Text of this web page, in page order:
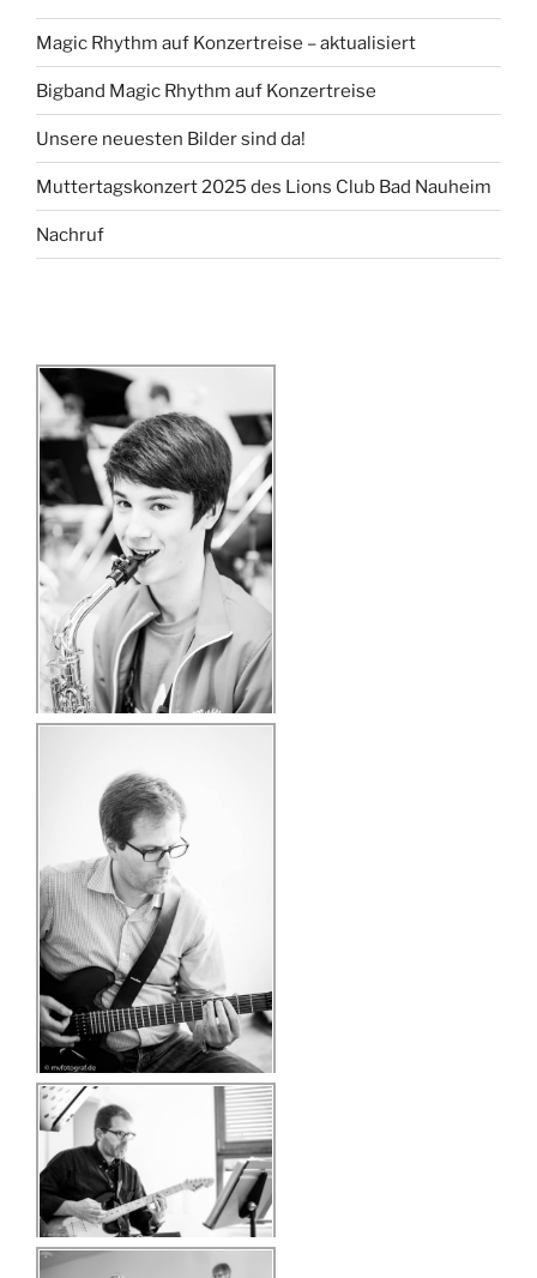
Magic Rhythm auf Konzertreise – aktualisiert
Bigband Magic Rhythm auf Konzertreise
Unsere neuesten Bilder sind da!
Muttertagskonzert 2025 des Lions Club Bad Nauheim
Nachruf